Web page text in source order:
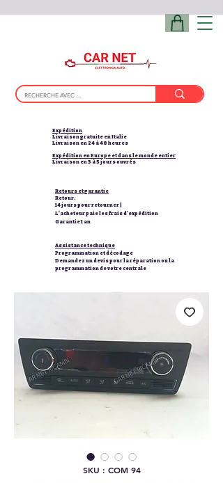
Expédition
Livraison gratuite en Italie
Livraison en 24 à 48 heures
Expédition en Europe et dans le monde entier
Livraison en 3 à 5 jours ouvrés
Retours et garantie
Retour:
14 jours pour retourner |
L'acheteur paie les frais d'expédition
Garantie 1 an
Assistance technique
Programmation et décodage
Demandez un devis pour la réparation ou la
programmation de votre centrale
SKU : COM 94